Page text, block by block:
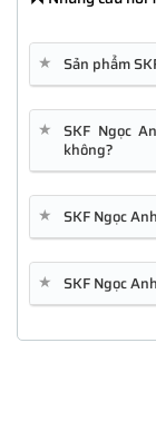
★ Sản phẩm
★ SKF Ngọc
không?
★ SKF Ngọc
★ SKF Ngọc